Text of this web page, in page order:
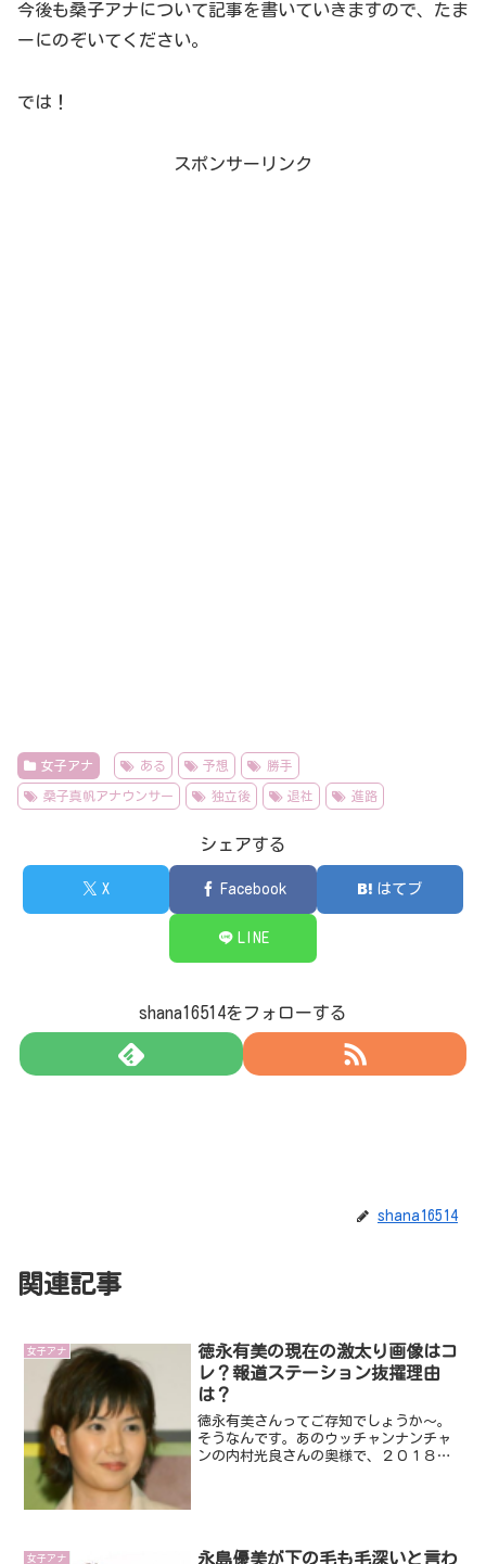
今後も桑子アナについて記事を書いていきますので、たま
ーにのぞいてください。
では！
スポンサーリンク
女子アナ ある 予想 勝手
桑子真帆アナウンサー 独立後 退社 進路
シェアする
X Facebook はてブ
LINE
shana16514をフォローする
shana16514
関連記事
女子アナ
徳永有美の現在の激太り画像はコ
レ？報道ステーション抜擢理由
は？
徳永有美さんってご存知でしょうか～。
そうなんです。あのウッチャンナンチャ
ンの内村光良さんの奥様で、２０１８年
女子アナ 永島優美が下の毛も毛深いと言わ